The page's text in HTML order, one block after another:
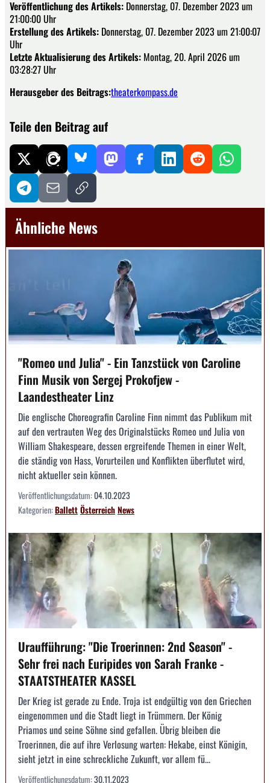
Veröffentlichung des Artikels: Donnerstag, 07. Dezember 2023 um
21:00:00 Uhr
Erstellung des Artikels: Donnerstag, 07. Dezember 2023 um 21:00:07
Uhr
Letzte Aktualisierung des Artikels: Montag, 20. April 2026 um
03:28:27 Uhr
Herausgeber des Beitrags:theaterkompass.de
Teile den Beitrag auf
Ähnliche News
"Romeo und Julia" - Ein Tanzstück von Caroline
Finn Musik von Sergej Prokofjew -
Laandestheater Linz
Die englische Choreografin Caroline Finn nimmt das Publikum mit
auf den vertrauten Weg des Originalstücks Romeo und Julia von
William Shakespeare, dessen ergreifende Themen in einer Welt,
die ständig von Hass, Vorurteilen und Konflikten überflutet wird,
nicht aktueller sein können.
Veröffentlichungsdatum:04.10.2023
Kategorien:BallettÖsterreichNews
Uraufführung: "Die Troerinnen: 2nd Season" -
Sehr frei nach Euripides von Sarah Franke -
STAATSTHEATER KASSEL
Der Krieg ist gerade zu Ende. Troja ist endgültig von den Griechen
eingenommen und die Stadt liegt in Trümmern. Der König
Priamos und seine Söhne sind gefallen. Übrig bleiben die
Troerinnen, die auf ihre Verlosung warten: Hekabe, einst Königin,
sieht jetzt in eine schreckliche Zukunft, vor allem fü...
Veröffentlichungsdatum:30.11.2023